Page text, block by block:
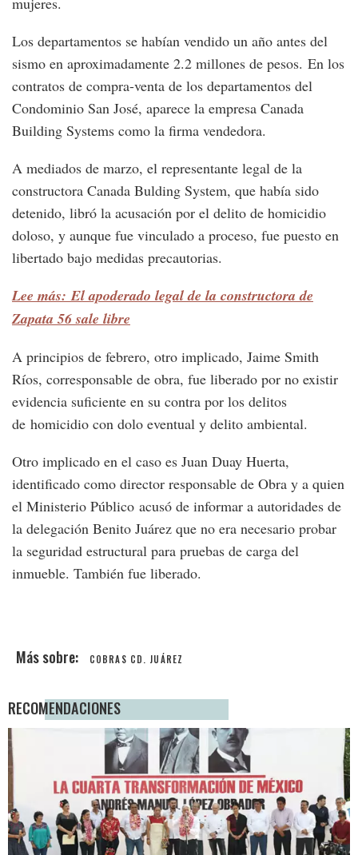
Los departamentos se habían vendido un año antes del
sismo en aproximadamente 2.2 millones de pesos. En los
contratos de compra-venta de los departamentos del
Condominio San José, aparece la empresa Canada
Building Systems como la firma vendedora.
A mediados de marzo, el representante legal de la
constructora Canada Bulding System, que había sido
detenido, libró la acusación por el delito de homicidio
doloso, y aunque fue vinculado a proceso, fue puesto en
libertado bajo medidas precautorias.
Lee más: El apoderado legal de la constructora de
Zapata 56 sale libre
A principios de febrero, otro implicado, Jaime Smith
Ríos, corresponsable de obra, fue liberado por no existir
evidencia suficiente en su contra por los delitos
de homicidio con dolo eventual y delito ambiental.
Otro implicado en el caso es Juan Duay Huerta,
identificado como director responsable de Obra y a quien
el Ministerio Público acusó de informar a autoridades de
la delegación Benito Juárez que no era necesario probar
la seguridad estructural para pruebas de carga del
inmueble. También fue liberado.
COBRAS CD. JUÁREZ
RECOMENDACIONES